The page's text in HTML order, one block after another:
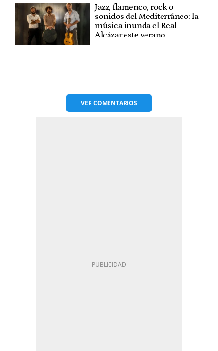
Jazz, flamenco, rock o
sonidos del Mediterráneo: la
música inunda el Real
Alcázar este verano
VERCOMENTARIOS